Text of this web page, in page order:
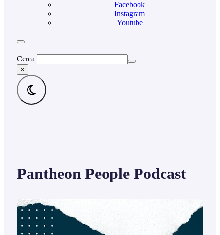
Facebook
Instagram
Youtube
Cerca
×
Pantheon People Podcast